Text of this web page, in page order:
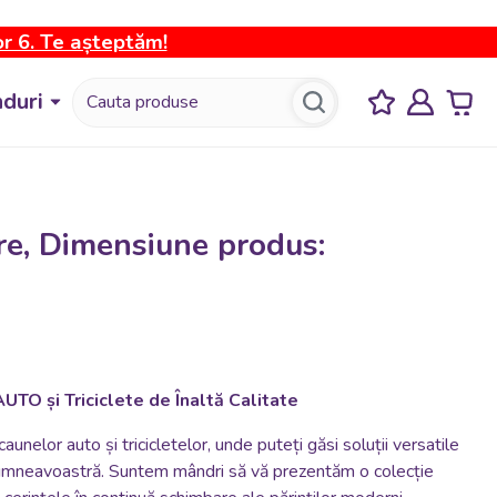
6. Te așteptăm!
Dimensiune produs:
și Triciclete de Înaltă Calitate
auto și tricicletelor, unde puteți găsi soluții versatile
Suntem mândri să vă prezentăm o colecție